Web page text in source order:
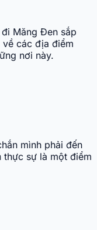
Măng Đen sắp
các địa điểm
nơi này.
mình phải đến
sự là một điểm